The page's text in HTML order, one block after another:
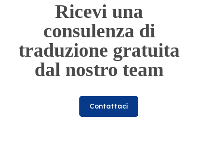
Ricevi una
consulenza di
traduzione gratuita
dal nostro team
Contattaci